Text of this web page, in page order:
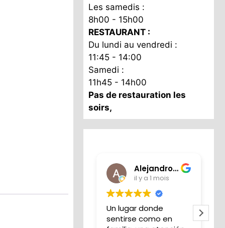
Les samedis :
8h00 - 15h00
RESTAURANT :
Du lundi au vendredi :
11:45 - 14:00
Samedi :
11h45 - 14h00
Pas de restauration les
soirs,
Alejandro Iglesias
il y a 1 mois
Un lugar donde
sentirse como en